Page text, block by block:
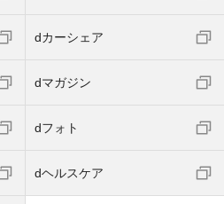
dカーシェア
dマガジン
dフォト
dヘルスケア